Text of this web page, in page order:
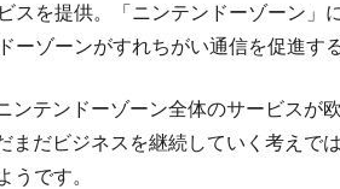
を提供。「ニンテンドーゾーン
ゾーンがすれちがい通信を促進す
テンドーゾーン全体のサービス
だビジネスを継続していく考えで
です。